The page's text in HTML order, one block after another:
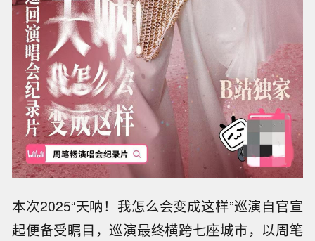
本次2025“天呐！我怎么会变成这样”巡演自官宣
起便备受瞩目，巡演最终横跨七座城市，以周笔